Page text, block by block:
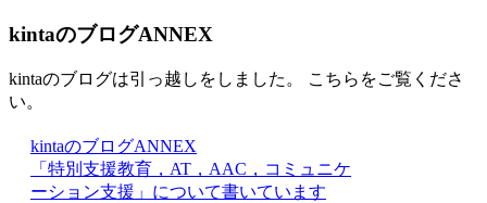
kintaのブログANNEX
kintaのブログは引っ越しをしました。 こちらをご覧くださ
い。
kintaのブログANNEX
「特別支援教育，AT，AAC，コミュニケ
ーション支援」について書いています